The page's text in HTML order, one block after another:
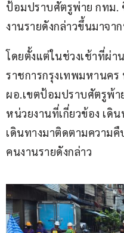
ป้อมปราบศัตรูพ่าย กทม.
งานรายดังกล่าวขึ้นมาจา
โดยตั้งแต่ในช่วงเช้าที่ผ่
ราชการกรุงเทพมหานค
ผอ.เขตป้อมปราบศัตรูพ้า
หน่วยงานที่เกี่ยวข้อง เดิ
เดินทางมาติดตามความ
คนงานรายดังกล่าว